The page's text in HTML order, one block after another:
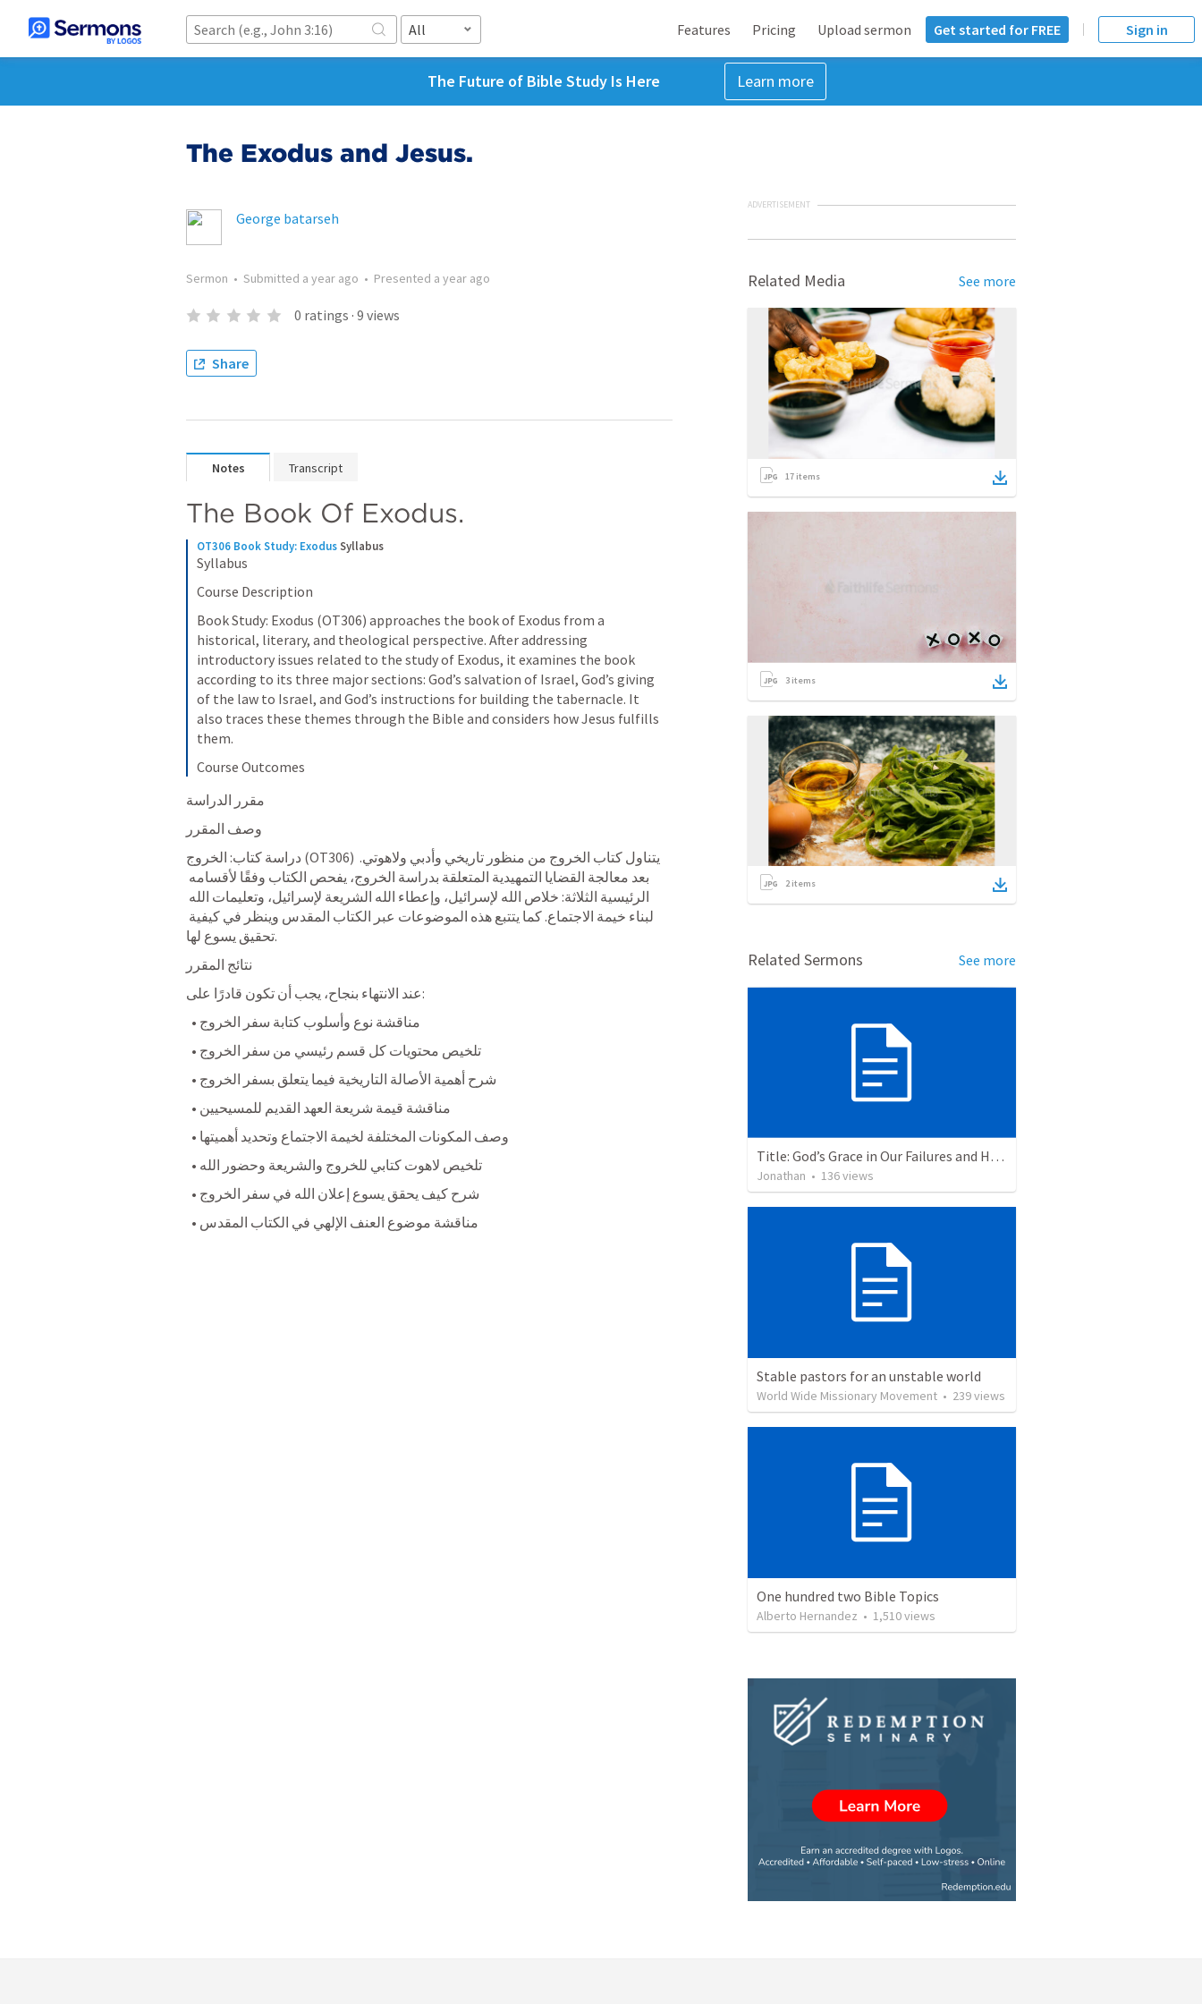
All Features Pricing Upload sermon Get started for FREE Sign in
The Future of Bible Study Is Here Learn more
The Exodus and Jesus.
George batarseh
Sermon • Submitted a year ago • Presented a year ago
0 ratings · 9 views
Share
Notes Transcript
The Book Of Exodus.
OT306 Book Study: ExodusSyllabus
Syllabus
Course Description
Book Study: Exodus (OT306) approaches the book of Exodus from a
historical, literary, and theological perspective. After addressing
introductory issues related to the study of Exodus, it examines the book
according to its three major sections: God’s salvation of Israel, God’s giving
of the law to Israel, and God’s instructions for building the tabernacle. It
also traces these themes through the Bible and considers how Jesus fulfills
them.
Course Outcomes
مقرر الدراسة
وصف المقرر
دراسة كتاب: الخروج (OT306) يتناول كتاب الخروج من منظور تاريخي وأدبي ولاهوتي.
تحقيق يسوع لها.
نتائج المقرر
عند الانتهاء بنجاح، يجب أن تكون قادرًا على:
  • مناقشة نوع وأسلوب كتابة سفر الخروج
  • تلخيص محتويات كل قسم رئيسي من سفر الخروج
  • شرح أهمية الأصالة التاريخية فيما يتعلق بسفر الخروج
  • مناقشة قيمة شريعة العهد القديم للمسيحيين
  • وصف المكونات المختلفة لخيمة الاجتماع وتحديد أهميتها
  • تلخيص لاهوت كتابي للخروج والشريعة وحضور الله
  • شرح كيف يحقق يسوع إعلان الله في سفر الخروج
  • مناقشة موضوع العنف الإلهي في الكتاب المقدس
ADVERTISEMENT
Related Media See more
17 items
3 items
2items
Related Sermons See more
Title: God’s Grace in Our Failures and Hardships
Jonathan • 136views
Stable pastors for an unstable world
World Wide Missionary Movement • 239views
One hundred two Bible Topics
Alberto Hernandez • 1,510views